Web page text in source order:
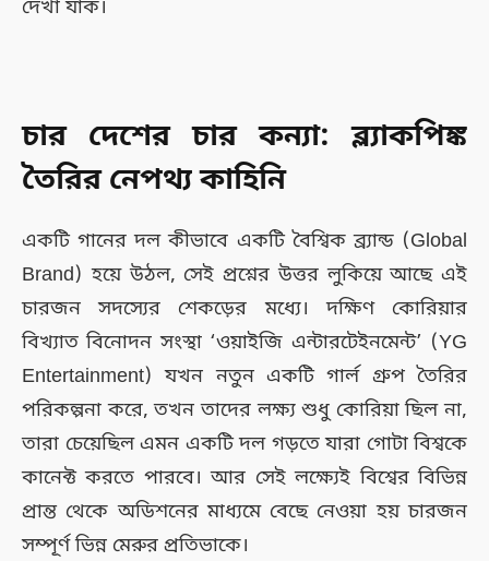
দেখা যাক।
চার দেশের চার কন্যা: ব্ল্যাকপিঙ্ক
তৈরির নেপথ্য কাহিনি
একটি গানের দল কীভাবে একটি বৈশ্বিক ব্র্যান্ড (Global
Brand) হয়ে উঠল, সেই প্রশ্নের উত্তর লুকিয়ে আছে এই
চারজন সদস্যের শেকড়ের মধ্যে। দক্ষিণ কোরিয়ার
বিখ্যাত বিনোদন সংস্থা ‘ওয়াইজি এন্টারটেইনমেন্ট’ (YG
Entertainment) যখন নতুন একটি গার্ল গ্রুপ তৈরির
পরিকল্পনা করে, তখন তাদের লক্ষ্য শুধু কোরিয়া ছিল না,
তারা চেয়েছিল এমন একটি দল গড়তে যারা গোটা বিশ্বকে
কানেক্ট করতে পারবে। আর সেই লক্ষ্যেই বিশ্বের বিভিন্ন
প্রান্ত থেকে অডিশনের মাধ্যমে বেছে নেওয়া হয় চারজন
সম্পূর্ণ ভিন্ন মেরুর প্রতিভাকে।